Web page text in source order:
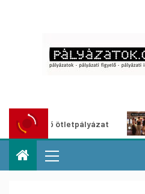
ötletpályázat